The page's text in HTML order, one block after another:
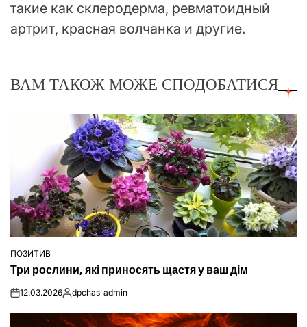
такие как склеродерма, ревматоидный
артрит, красная волчанка и другие.
ВАМ ТАКОЖ МОЖЕ СПОДОБАТИСЯ
ОПУБЛІКУВАТИ
ПОЗИТИВ
Три рослини, які приносять щастя у ваш дім
on12.03.2026Опубліковано
dpchas_admin